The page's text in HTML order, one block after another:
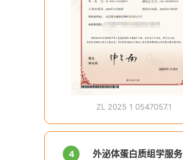
ZL 2025 1 0547057.1
4 外泌体蛋白质组学服务